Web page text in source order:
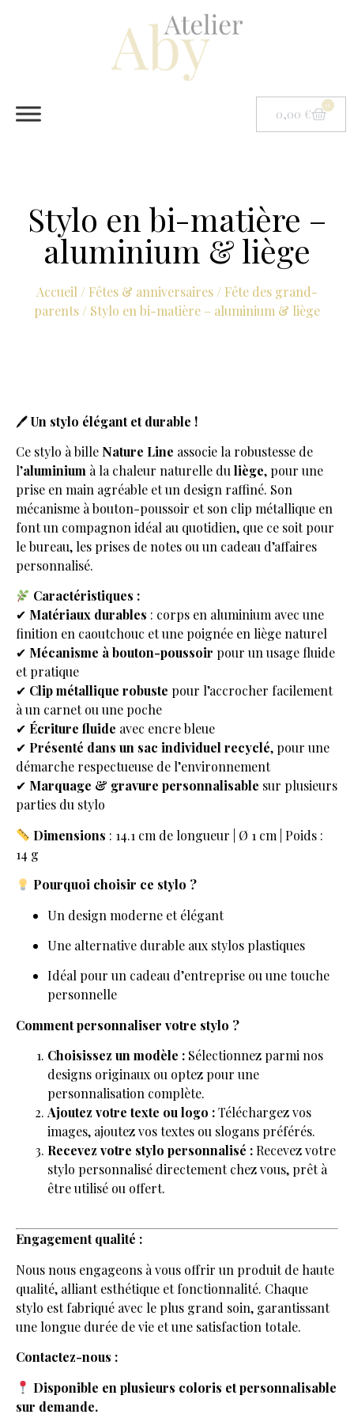
0,00 €
0
Stylo en bi-matière –
aluminium & liège
Accueil / Fêtes & anniversaires / Fête des grand-
parents / Stylo en bi-matière – aluminium & liège
🖊Un stylo élégant et durable !
Ce stylo à bille Nature Line associe la robustesse de
l’aluminium à la chaleur naturelle du liège, pour une
prise en main agréable et un design raffiné. Son
mécanisme à bouton-poussoir et son clip métallique en
font un compagnon idéal au quotidien, que ce soit pour
le bureau, les prises de notes ou un cadeau d’affaires
personnalisé.
Caractéristiques :
✔ Matériaux durables : corps en aluminium avec une
finition en caoutchouc et une poignée en liège naturel
✔ Mécanisme à bouton-poussoir pour un usage fluide
et pratique
✔ Clip métallique robuste pour l’accrocher facilement
à un carnet ou une poche
✔ Écriture fluide avec encre bleue
✔ Présenté dans un sac individuel recyclé, pour une
démarche respectueuse de l’environnement
✔ Marquage & gravure personnalisable sur plusieurs
parties du stylo
Dimensions : 14.1 cm de longueur | Ø 1 cm | Poids :
14 g
Pourquoi choisir ce stylo ?
Un design moderne et élégant
Une alternative durable aux stylos plastiques
Idéal pour un cadeau d’entreprise ou une touche
personnelle
Comment personnaliser votre stylo ?
Choisissez un modèle : Sélectionnez parmi nos
designs originaux ou optez pour une
personnalisation complète.
Ajoutez votre texte ou logo :Téléchargez vos
images, ajoutez vos textes ou slogans préférés.
Recevez votre stylo personnalisé : Recevez votre
stylo personnalisé directement chez vous, prêt à
être utilisé ou offert.
Engagement qualité :
Nous nous engageons à vous offrir un produit de haute
qualité, alliant esthétique et fonctionnalité. Chaque
stylo est fabriqué avec le plus grand soin, garantissant
une longue durée de vie et une satisfaction totale.
Contactez-nous :
Disponible en plusieurs coloris et personnalisable
sur demande.